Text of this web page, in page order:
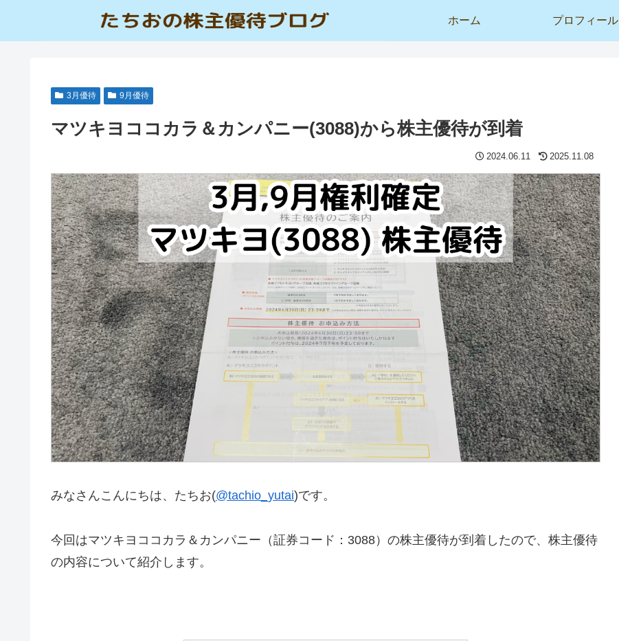
ホーム プロフィール
3月優待 9月優待
マツキヨココカラ＆カンパニー(3088)から株主優待が到着
2024.06.11 2025.11.08
みなさんこんにちは、たちお(@tachio_yutai)です。
今回はマツキヨココカラ＆カンパニー（証券コード：3088）の株主優待が到着したので、株主優待
の内容について紹介します。